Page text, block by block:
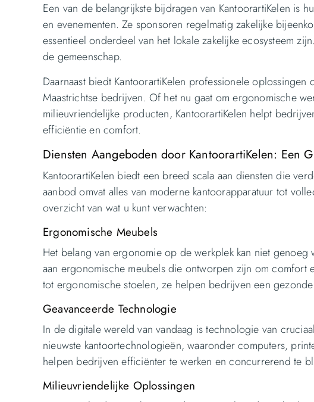
Een van de belangrijkste bijdragen van KantoorartiKelen is
en evenementen. Ze sponsoren regelmatig zakelijke
essentieel onderdeel van het lokale zakelijke ecosysteem
de gemeenschap.
Daarnaast biedt KantoorartiKelen professionele
Maastrichtse bedrijven. Of het nu gaat om ergonomische
milieuvriendelijke producten, KantoorartiKelen helpt
efficiëntie en comfort.
Diensten Aangeboden door KantoorartiKelen: Een
KantoorartiKelen biedt een breed scala aan diensten die
aanbod omvat alles van moderne kantoorapparatuur tot
overzicht van wat u kunt verwachten:
Ergonomische Meubels
Het belang van ergonomie op de werkplek kan niet
aan ergonomische meubels die ontworpen zijn om comfort
tot ergonomische stoelen, ze helpen bedrijven een
Geavanceerde Technologie
In de digitale wereld van vandaag is technologie van
nieuwste kantoortechnologieën, waaronder computers,
helpen bedrijven efficiënter te werken en concurrerend te
Milieuvriendelijke Oplossingen